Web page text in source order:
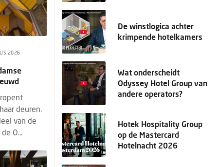
2026
deuren.
van de
O...
De winstlogica achter
krimpende hotelkamers
Wat onderscheidt
Odyssey Hotel Group van
andere operators?
Hotek Hospitality Group
op de Mastercard
Hotelnacht 2026